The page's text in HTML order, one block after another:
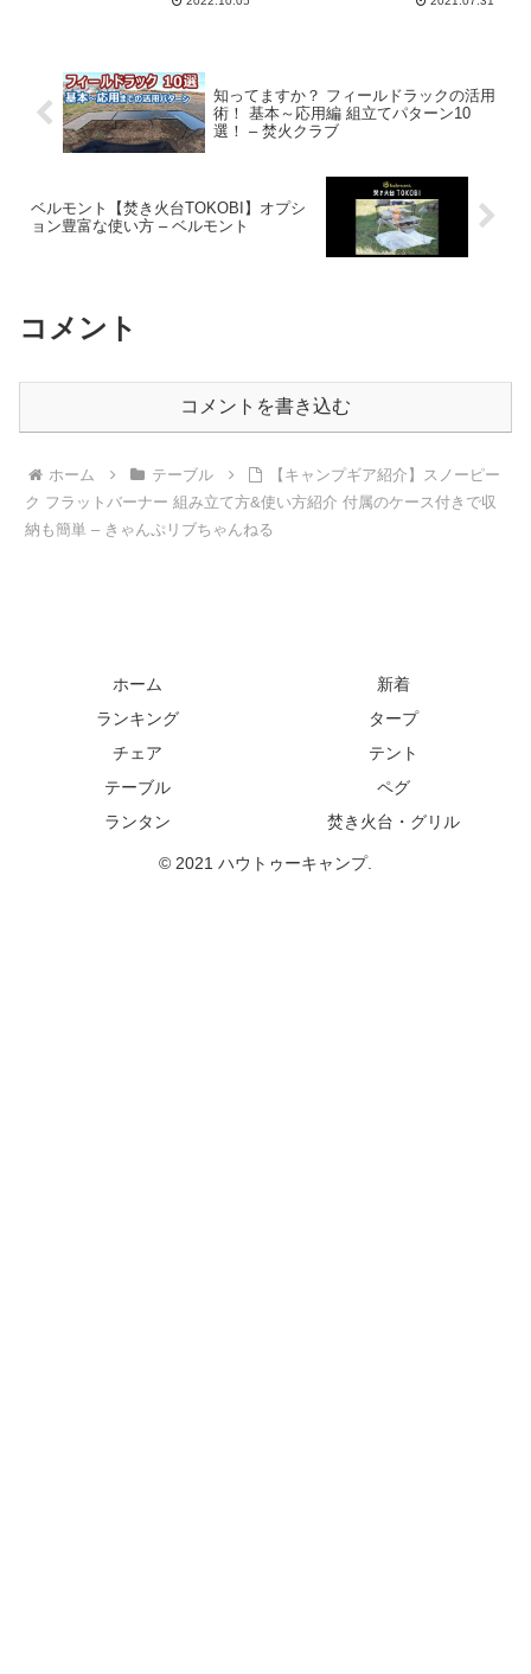
知ってますか？ フィールドラックの活用
術！ 基本～応用編 組立てパターン10
選！ – 焚火クラブ
ベルモント【焚き火台TOKOBI】オプシ
ョン豊富な使い方 – ベルモント
コメント
コメントを書き込む
ホーム テーブル
【キャンプギア紹介】スノーピー
ク フラットバーナー 組み立て方&使い方紹介 付属のケース付きで収
納も簡単 – きゃんぷリブちゃんねる
ホーム
新着
ランキング
タープ
チェア
テント
テーブル
ペグ
ランタン
焚き火台・グリル
© 2021 ハウトゥーキャンプ.